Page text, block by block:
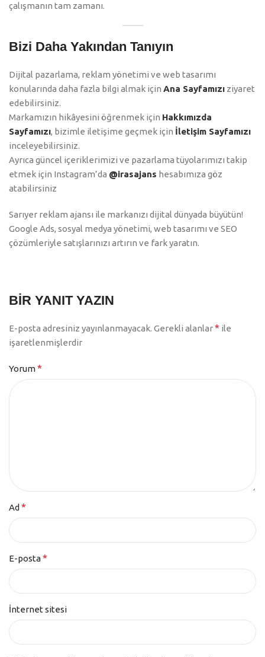
çalışmanın tam zamanı.
Bizi Daha Yakından Tanıyın
Dijital pazarlama, reklam yönetimi ve web tasarımı
konularında daha fazla bilgi almak için Ana Sayfamızı ziyaret
edebilirsiniz.
Markamızın hikâyesini öğrenmek için Hakkımızda
Sayfamızı, bizimle iletişime geçmek için İletişim Sayfamızı
inceleyebilirsiniz.
Ayrıca güncel içeriklerimizi ve pazarlama tüyolarımızı takip
etmek için Instagram’da @irasajans hesabımıza göz
atabilirsiniz
Sarıyer reklam ajansı ile markanızı dijital dünyada büyütün!
Google Ads, sosyal medya yönetimi, web tasarımı ve SEO
çözümleriyle satışlarınızı artırın ve fark yaratın.
BIR YANIT YAZIN
E-posta adresiniz yayınlanmayacak. Gerekli alanlar* ile
işaretlenmişlerdir
Yorum*
Ad *
E-posta*
İnternet sitesi